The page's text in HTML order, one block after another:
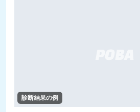
診断結果の例